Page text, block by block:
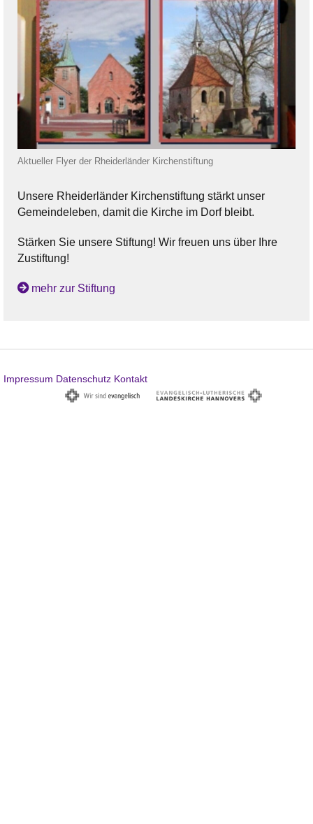
Aktueller Flyer der Rheiderländer Kirchenstiftung
Unsere Rheiderländer Kirchenstiftung stärkt unser
Gemeindeleben, damit die Kirche im Dorf bleibt.
Stärken Sie unsere Stiftung! Wir freuen uns über Ihre
Zustiftung!
mehr zur Stiftung
Impressum Datenschutz Kontakt